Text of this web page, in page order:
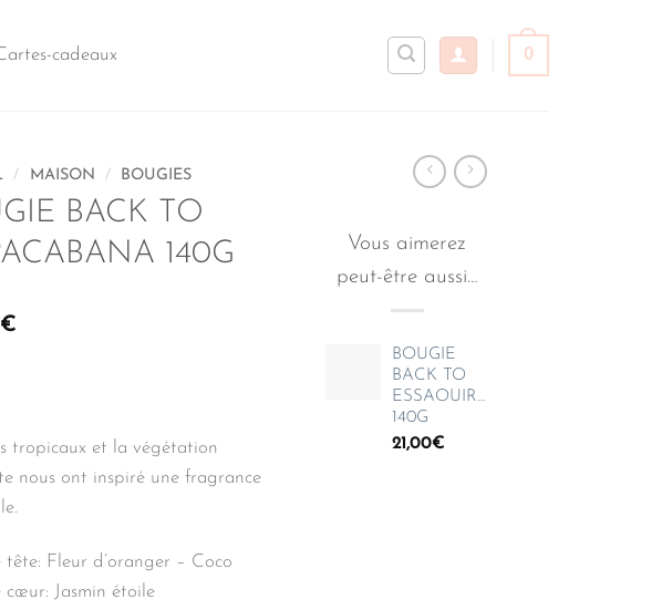
cadeaux 0
/ MAISON / BOUGIES
BACK TO
140G
€
tropicaux et la végétation
nous ont inspiré une fragrance
Fleur d’oranger – Coco
cœur: Jasmin étoile
Vous aimerez
peut-être aussi…
BOUGIE
BACK TO
ESSAOUIRA
140G
21,00€